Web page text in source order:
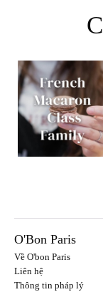
O'Bon Paris
Về O'bon Paris
Liên hệ
Thông tin pháp lý